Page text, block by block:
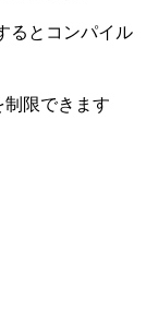
るとコンパイル
限できます